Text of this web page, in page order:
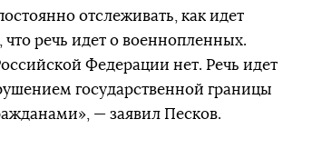
отслеживать, как идет
что речь идет о военнопленных.
Федерации нет. Речь идет
государственной границы
— заявил Песков.